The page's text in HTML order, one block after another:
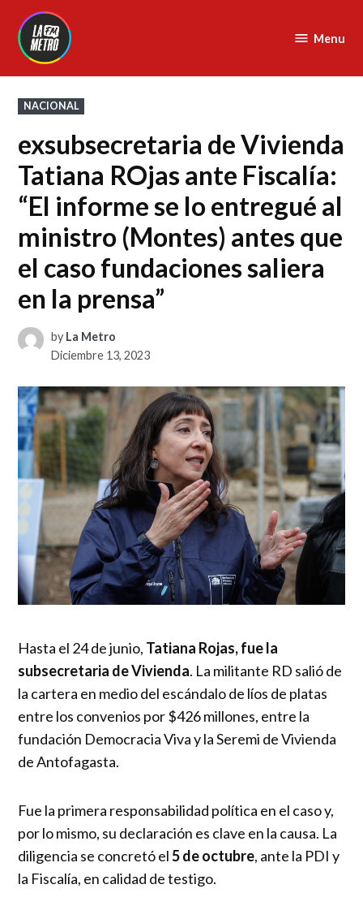
content
Menu
POSTED
IN
NACIONAL
exsubsecretaria de Vivienda
Tatiana ROjas ante Fiscalía:
“El informe se lo entregué al
ministro (Montes) antes que
el caso fundaciones saliera
en la prensa”
by La Metro
Diciembre 13, 2023
Hasta el 24 de junio, Tatiana Rojas, fue la
subsecretaria de Vivienda. La militante RD salió de
la cartera en medio del escándalo de líos de platas
entre los convenios por $426 millones, entre la
fundación Democracia Viva y la Seremi de Vivienda
de Antofagasta.
Fue la primera responsabilidad política en el caso y,
por lo mismo, su declaración es clave en la causa. La
diligencia se concretó el5 de octubre, ante la PDI y
la Fiscalía, en calidad de testigo.